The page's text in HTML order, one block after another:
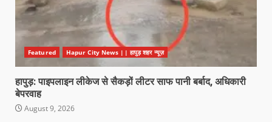
Featured Hapur City News || हापुड़ शहर न्यूज़
हापुड़: पाइपलाइन लीकेज से सैकड़ों लीटर साफ पानी बर्बाद, अधिकारी
बेपरवाह
August 9, 2026